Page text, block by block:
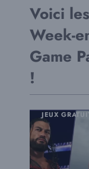
Voici
Week-
Game
!
JEUX